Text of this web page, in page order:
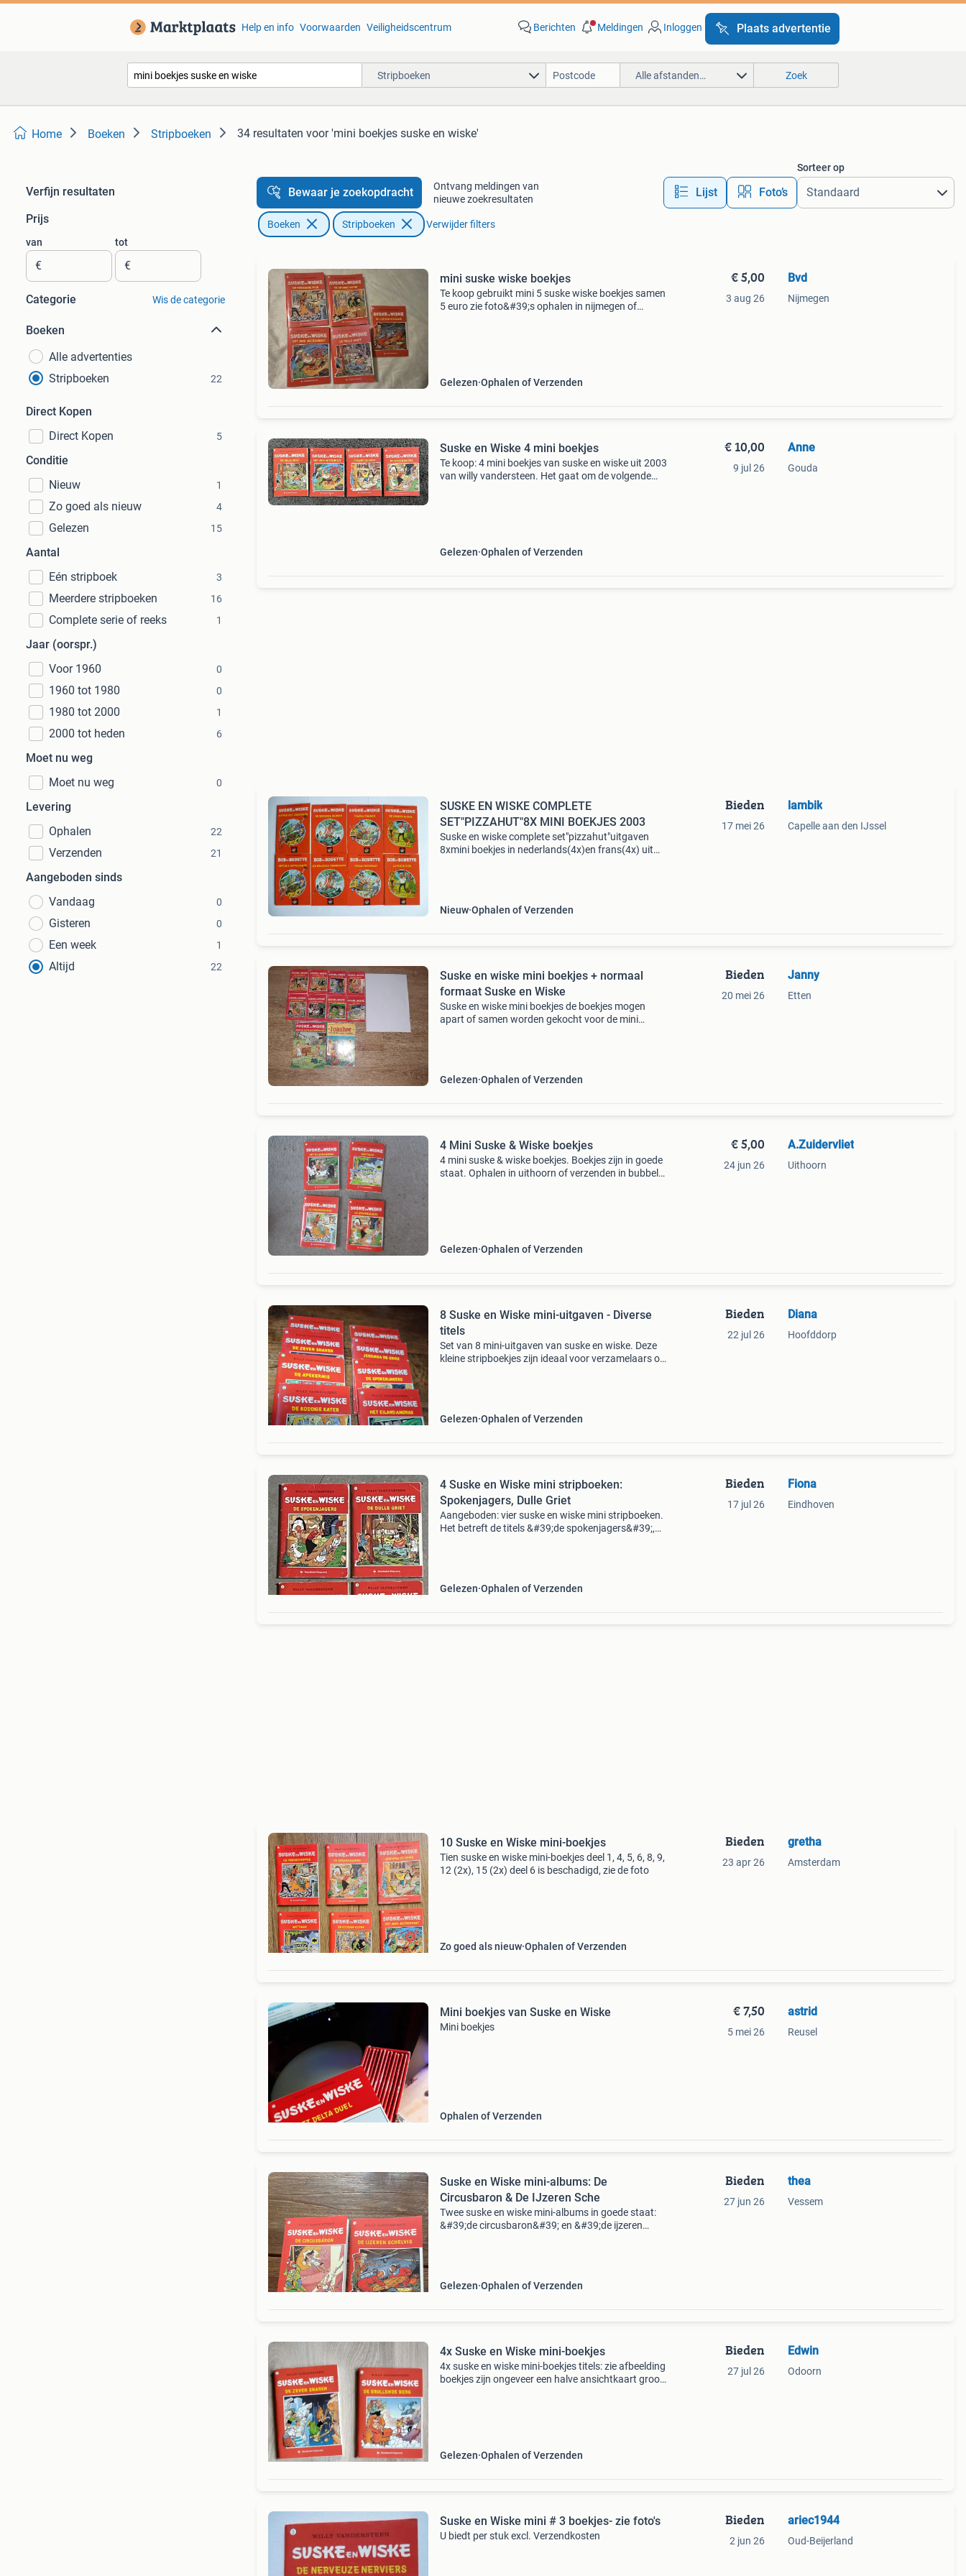
Help en info Voorwaarden Veiligheidscentrum Berichten Meldingen Inloggen Plaats advertentie
Stripboeken Alle afstanden… Zoek
Home Boeken Stripboeken 34 resultaten voor 'mini boekjes suske en wiske'
Verfijn resultaten
Prijs
van
€
tot
€
Categorie Wis de categorie
Boeken
Alle advertenties
Stripboeken
22
Direct Kopen
Direct Kopen
5
Conditie
Nieuw
1
Zo goed als nieuw 4
Gelezen 15
Aantal
Eén stripboek
3
Meerdere stripboeken 16
Complete serie of reeks 1
Jaar (oorspr.)
Voor 1960
0
1960 tot 1980 0
1980 tot 2000 1
2000 tot heden 6
Moet nu weg
Moet nu weg
0
Levering
Ophalen
22
Verzenden 21
Aangeboden sinds
Vandaag
0
Gisteren 0
Een week 1
Altijd 22
Bewaar je zoekopdracht
Ontvang meldingen van
nieuwe zoekresultaten
Lijst Foto’s
Sorteer op
Boeken Stripboeken Verwijder filters
mini suske wiske boekjes
Te koop gebruikt mini 5 suske wiske boekjes samen
5 euro zie foto&#39;s ophalen in nijmegen of
Gelezen Ophalen of Verzenden
€ 5,00
3 aug 26
Bvd
Nijmegen
Suske en Wiske 4 mini boekjes
Te koop: 4 mini boekjes van suske en wiske uit 2003
van willy vandersteen. Het gaat om de volgende
Gelezen Ophalen of Verzenden
€ 10,00
9 jul 26
Anne
Gouda
SUSKE EN WISKE COMPLETE
SET"PIZZAHUT"8X MINI BOEKJES 2003
Suske en wiske complete set"pizzahut"uitgaven
8xmini boekjes in nederlands(4x)en frans(4x) uit
Nieuw Ophalen of Verzenden
Bieden
17 mei 26
lambik
Capelle aan den IJssel
Suske en wiske mini boekjes + normaal
formaat Suske en Wiske
Suske en wiske mini boekjes de boekjes mogen
apart of samen worden gekocht voor de mini
Gelezen Ophalen of Verzenden
Bieden
20 mei 26
Janny
Etten
4 Mini Suske & Wiske boekjes
4 mini suske & wiske boekjes. Boekjes zijn in goede
staat. Ophalen in uithoorn of verzenden in bubbel
Gelezen Ophalen of Verzenden
€ 5,00
24 jun 26
A.Zuidervliet
Uithoorn
8 Suske en Wiske mini-uitgaven - Diverse
titels
Set van 8 mini-uitgaven van suske en wiske. Deze
kleine stripboekjes zijn ideaal voor verzamelaars of
Gelezen Ophalen of Verzenden
Bieden
22 jul 26
Diana
Hoofddorp
4 Suske en Wiske mini stripboeken:
Spokenjagers, Dulle Griet
Aangeboden: vier suske en wiske mini stripboeken.
Het betreft de titels &#39;de spokenjagers&#39;,
Gelezen Ophalen of Verzenden
Bieden
17 jul 26
Fiona
Eindhoven
10 Suske en Wiske mini-boekjes
Tien suske en wiske mini-boekjes deel 1, 4, 5, 6, 8, 9,
12 (2x), 15 (2x) deel 6 is beschadigd, zie de foto
Zo goed als nieuw Ophalen of Verzenden
Bieden
23 apr 26
gretha
Amsterdam
Mini boekjes van Suske en Wiske
Mini boekjes
Ophalen of Verzenden
€ 7,50
5 mei 26
astrid
Reusel
Suske en Wiske mini-albums: De
Circusbaron & De IJzeren Sche
Twee suske en wiske mini-albums in goede staat:
&#39;de circusbaron&#39; en &#39;de ijzeren
Gelezen Ophalen of Verzenden
Bieden
27 jun 26
thea
Vessem
4x Suske en Wiske mini-boekjes
4x suske en wiske mini-boekjes titels: zie afbeelding
boekjes zijn ongeveer een halve ansichtkaart groot
Gelezen Ophalen of Verzenden
Bieden
27 jul 26
Edwin
Odoorn
Suske en Wiske mini # 3 boekjes- zie foto's
U biedt per stuk excl. Verzendkosten
Bieden
2 jun 26
ariec1944
Oud-Beijerland